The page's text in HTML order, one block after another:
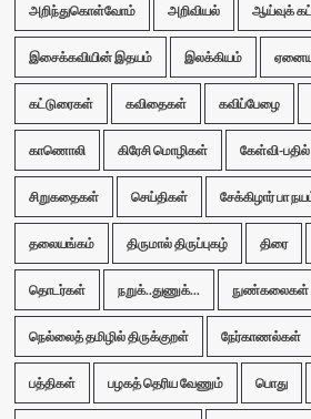
அறிந்துகொள்வோம் அறிவியல் ஆய்வுக்
இசைக்கவியின் இதயம் இலக்கியம்
கட்டுரைகள் கவிதைகள் கவிப்பேழை
காணொலி கிரேசி மொழிகள் கேள்வி-பதில்
சிறுகதைகள் செய்திகள் சேக்கிழார் பா
தலையங்கம் திருமால் திருப்புகழ் திரை
தொடர்கள் நறுக்..துணுக்... நுண்கலைகள்
நெல்லைத் தமிழில் திருக்குறள் நேர்காணல்கள்
பத்திகள் பழகத் தெரிய வேணும் பொது